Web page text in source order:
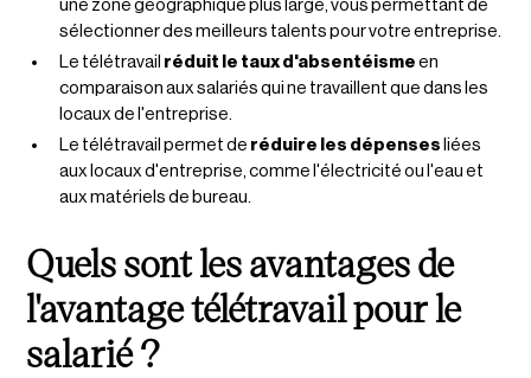
une zone géographique plus large, vous permettant de
sélectionner des meilleurs talents pour votre entreprise.
Le télétravail réduit le taux d'absentéisme en
comparaison aux salariés qui ne travaillent que dans les
locaux de l'entreprise.
Le télétravail permet de réduire les dépenses liées
aux locaux d'entreprise, comme l'électricité ou l'eau et
aux matériels de bureau.
Quels sont les avantages de
l'avantage télétravail pour le
salarié ?